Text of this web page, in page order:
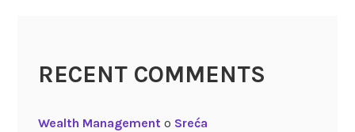
RECENT COMMENTS
Wealth Managemento Sreća